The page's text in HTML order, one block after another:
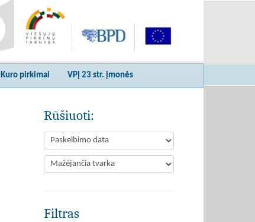
Kuro pirkimai VPĮ 23 str. įmonės
Rūšiuoti:
Filtras